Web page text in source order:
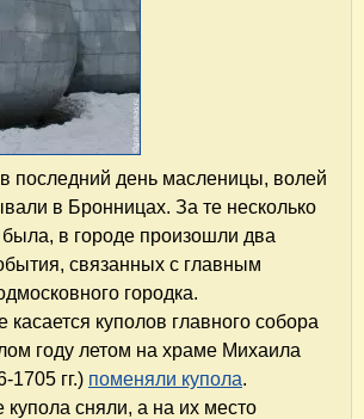
последний день масленицы, волей
в Бронницах. За те несколько
была, в городе произошли два
связанных с главным
городка.
куполов главного собора
году летом на храме Михаила
1705 гг.) поменяли купола.
купола сняли, а на их место